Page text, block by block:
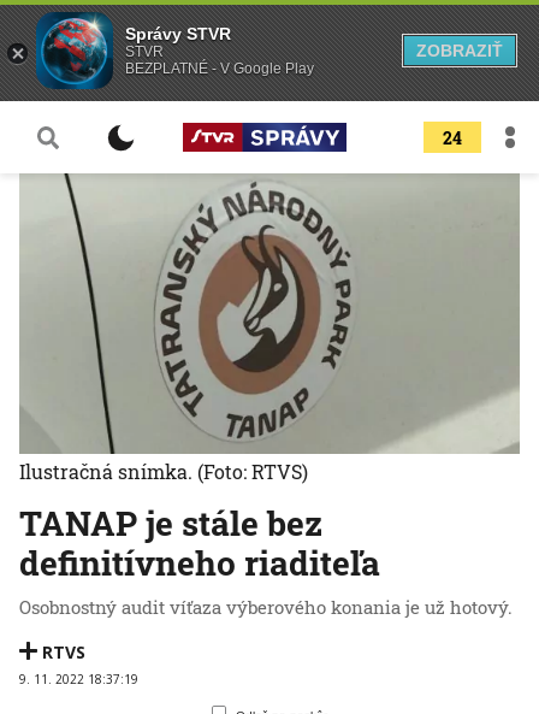
24
TANAP je stále bez
definitívneho riaditeľa
Osobnostný audit víťaza výberového konania je už hotový.
RTVS
9. 11. 2022 18:37:19
Ilustračná snímka. (Foto: RTVS)
Správy STVR
STVR
BEZPLATNÉ - V Google Play
ZOBRAZIŤ